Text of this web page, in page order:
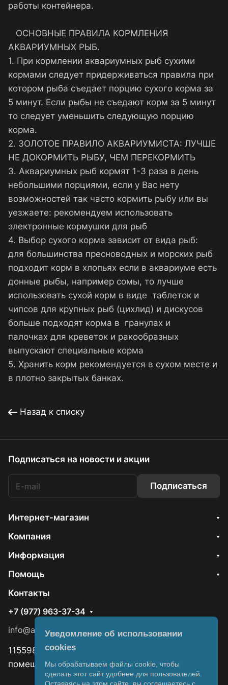
работы контейнера.
ОСНОВНЫЕ ПРАВИЛА КОРМЛЕНИЯ
АКВАРИУМНЫХ РЫБ.
1. При кормлении аквариумных рыб сухими
кормами следует придерживаться правила при
котором рыба съедает порцию сухого корма за
5 минут. Если рыбы не съедают корм за 5 минут
то следует уменьшить следующую порцию
корма.
2. ЗОЛОТОЕ ПРАВИЛО АКВАРИУМИСТА: ЛУЧШЕ
НЕ ДОКОРМИТЬ РЫБУ, ЧЕМ ПЕРЕКОРМИТЬ
3. Аквариумных рыб кормят 1-3 раза в день
небольшими порциями, если у Вас нету
возможностей так часто кормить рыбу или вы
уезжаете: рекомендуем использовать
электронные кормушки для рыб
4. Выбор сухого корма зависит от вида рыб:
для большинства пресноводных и морских рыб
подходит корм в хлопьях если в аквариуме есть
донные рыбы, например сомы, то лучше
использовать сухой корм в виде таблеток и
чипсов для крупных рыб (цихлид) и дискусов
больше подходят корма в гранулах и
палочках для креветок и ракообразных
выпускают специальные корма
5. Хранить корм рекомендуется в сухом месте и
в плотно закрытых банках.
Назад к списку
Подписаться на новости и акции
Подписаться
Интернет-магазин
Компания
Информация
Помощь
Контакты
+7 (977) 963-37-34
info@aquawizard.ru
115598, Москва, ул. Ягодная, д 8, корп.1,
помещ.15/1
Уведомление об использовании
cookies
Мы обрабатываем файлы cookie, чтобы
сделать этот сайт удобнее для пользователей.